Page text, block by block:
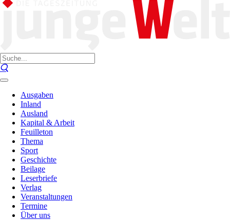
Ausgaben
Inland
Ausland
Kapital & Arbeit
Feuilleton
Thema
Sport
Geschichte
Beilage
Leserbriefe
Verlag
Veranstaltungen
Termine
Über uns